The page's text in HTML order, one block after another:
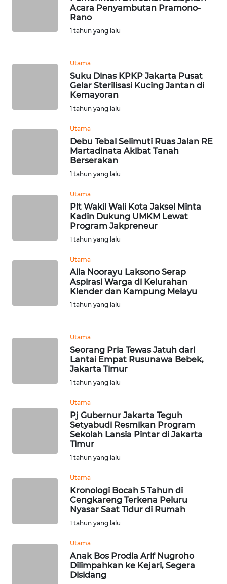
Acara Penyambutan Pramono-
Rano
1 tahun yang lalu
Utama
Suku Dinas KPKP Jakarta Pusat
Gelar Sterilisasi Kucing Jantan di
Kemayoran
1 tahun yang lalu
Utama
Debu Tebal Selimuti Ruas Jalan RE
Martadinata Akibat Tanah
Berserakan
1 tahun yang lalu
Utama
Plt Wakil Wali Kota Jaksel Minta
Kadin Dukung UMKM Lewat
Program Jakpreneur
1 tahun yang lalu
Utama
Alia Noorayu Laksono Serap
Aspirasi Warga di Kelurahan
Klender dan Kampung Melayu
1 tahun yang lalu
Utama
Seorang Pria Tewas Jatuh dari
Lantai Empat Rusunawa Bebek,
Jakarta Timur
1 tahun yang lalu
Utama
Pj Gubernur Jakarta Teguh
Setyabudi Resmikan Program
Sekolah Lansia Pintar di Jakarta
Timur
1 tahun yang lalu
Utama
Kronologi Bocah 5 Tahun di
Cengkareng Terkena Peluru
Nyasar Saat Tidur di Rumah
1 tahun yang lalu
Utama
Anak Bos Prodia Arif Nugroho
Dilimpahkan ke Kejari, Segera
Disidang
SUMSEL
WN
WN